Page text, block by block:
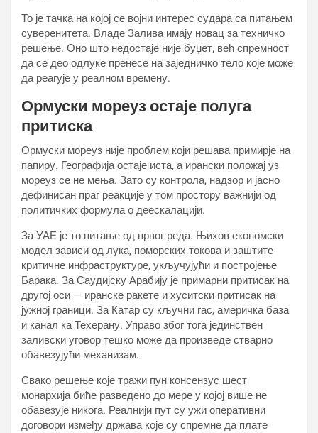
То је тачка на којој се војни интерес судара са питањем
суверенитета. Владе Залива имају новац за техничко
решење. Оно што недостаје није буџет, већ спремност
да се део одлуке пренесе на заједничко тело које може
да реагује у реалном времену.
Ормуски мореуз остаје полуга
притиска
Ормуски мореуз није проблем који решава примирје на
папиру. Географија остаје иста, а ирански положај уз
мореуз се не мења. Зато су контрола, надзор и јасно
дефинисан праг реакције у том простору важнији од
политичких формула о деескалацији.
За УАЕ је то питање од првог реда. Њихов економски
модел зависи од лука, поморских токова и заштите
критичне инфраструктуре, укључујући и постројење
Барака. За Саудијску Арабију је примарни притисак на
другој оси — иранске ракете и хуситски притисак на
јужној граници. За Катар су кључни гас, америчка база
и канал ка Техерану. Управо због тога јединствен
заливски уговор тешко може да произведе стварно
обавезујући механизам.
Свако решење које тражи пун консензус шест
монархија биће разведено до мере у којој више не
обавезује никога. Реалнији пут су ужи оперативни
договори између држава које су спремне да плате